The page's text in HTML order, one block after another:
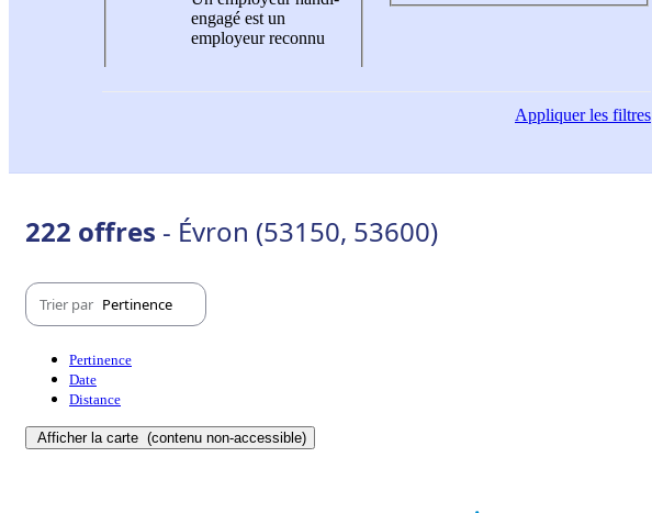
engagé est un
employeur reconnu
Appliquerles filtres
222 offres - Évron (53150, 53600)
Trier par Pertinence
Pertinence
Date
Distance
Afficher la carte (contenu non-accessible)